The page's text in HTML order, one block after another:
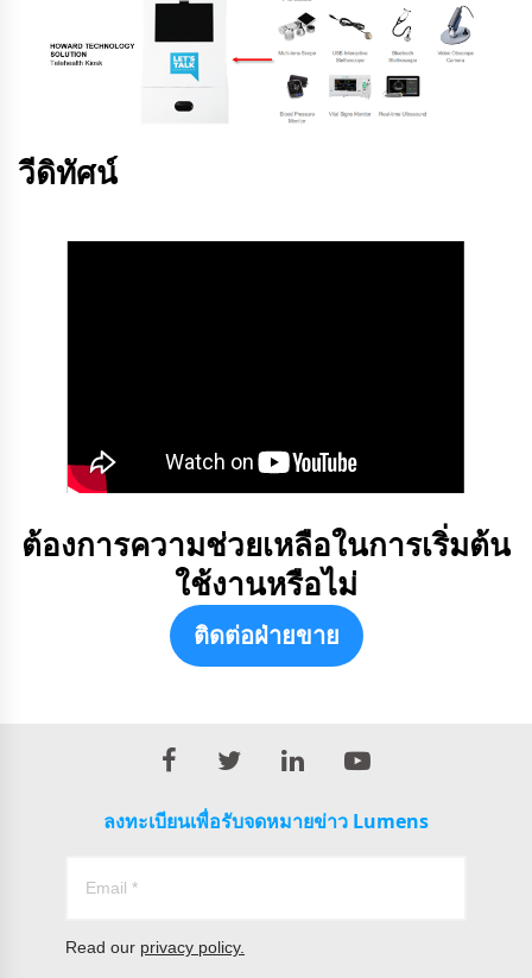
วีดิทัศน์
ต้องการความช่วยเหลือในการเริ่มต้น
ใช้งานหรือไม่
ติดต่อฝ่ายขาย
ลงทะเบียนเพื่อรับจดหมายข่าว Lumens
Read our privacy policy.